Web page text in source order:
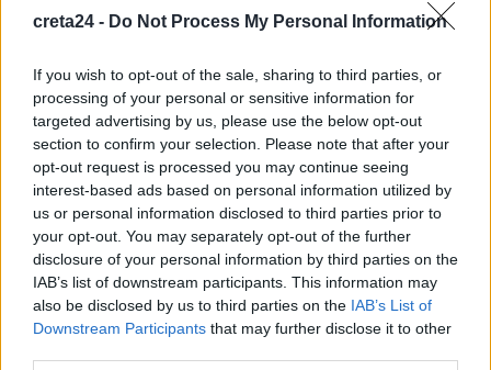
creta24 - Do Not Process My Personal Information
If you wish to opt-out of the sale, sharing to third parties, or
processing of your personal or sensitive information for
targeted advertising by us, please use the below opt-out
section to confirm your selection. Please note that after your
opt-out request is processed you may continue seeing
interest-based ads based on personal information utilized by
us or personal information disclosed to third parties prior to
your opt-out. You may separately opt-out of the further
disclosure of your personal information by third parties on the
IAB’s list of downstream participants. This information may
also be disclosed by us to third parties on the IAB’s List of
Downstream Participants that may further disclose it to other